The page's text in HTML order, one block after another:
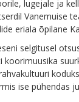
lugejale ja
Vanemuise
eriala õpilane
selgitusel
ise pühendas